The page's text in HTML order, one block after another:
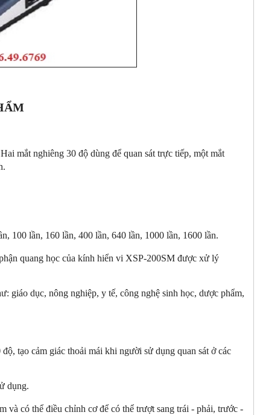
mắt nghiêng 30 độ dùng để quan sát trực tiếp, một mắt
100 lần, 160 lần, 400 lần, 640 lần, 1000 lần, 1600 lần.
quang học của kính hiển vi XSP-200SM được xử lý
giáo dục, nông nghiệp, y tế, công nghệ sinh học, dược phẩm,
tạo cảm giác thoải mái khi người sử dụng quan sát ở các
dụng.
và có thể điều chỉnh cơ để có thể trượt sang trái - phải, trước -